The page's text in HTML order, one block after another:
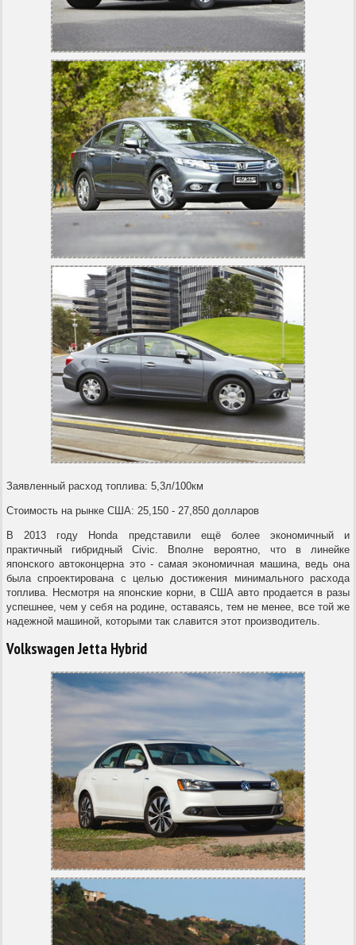
Заявленный расход топлива: 5,3л/100км
Стоимость на рынке США: 25,150 - 27,850 долларов
В 2013 году Honda представили ещё более экономичный и
практичный гибридный Civic. Вполне вероятно, что в линейке
японского автоконцерна это - самая экономичная машина, ведь она
была спроектирована с целью достижения минимального расхода
топлива. Несмотря на японские корни, в США авто продается в разы
успешнее, чем у себя на родине, оставаясь, тем не менее, все той же
надежной машиной, которыми так славится этот производитель.
Volkswagen Jetta Hybrid